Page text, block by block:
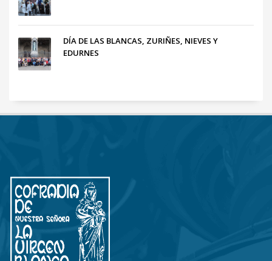
DÍA DE LAS BLANCAS, ZURIÑES, NIEVES Y
EDURNES